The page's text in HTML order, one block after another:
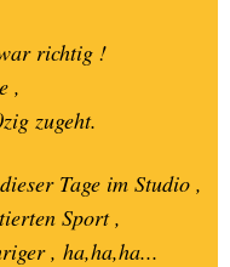
richtig !
,
zugeht.
Tage im Studio ,
Sport ,
, ha,ha,ha...